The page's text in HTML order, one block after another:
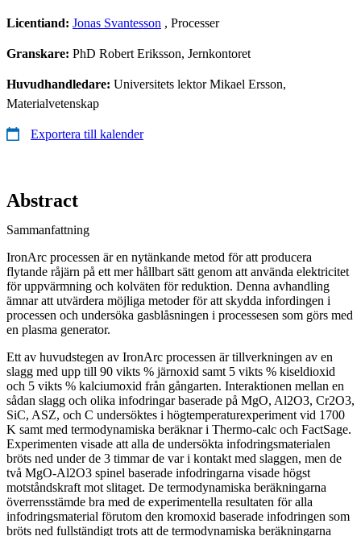
Licentiand: Jonas Svantesson , Processer
Granskare: PhD Robert Eriksson, Jernkontoret
Huvudhandledare: Universitets lektor Mikael Ersson,
Materialvetenskap
Exportera till kalender
Abstract
Sammanfattning
IronArc processen är en nytänkande metod för att producera
flytande råjärn på ett mer hållbart sätt genom att använda elektricitet
för uppvärmning och kolväten för reduktion. Denna avhandling
ämnar att utvärdera möjliga metoder för att skydda infordingen i
processen och undersöka gasblåsningen i processesen som görs med
en plasma generator.
Ett av huvudstegen av IronArc processen är tillverkningen av en
slagg med upp till 90 vikts % järnoxid samt 5 vikts % kiseldioxid
och 5 vikts % kalciumoxid från gångarten. Interaktionen mellan en
sådan slagg och olika infodringar baserade på MgO, Al2O3, Cr2O3,
SiC, ASZ, och C undersöktes i högtemperaturexperiment vid 1700
K samt med termodynamiska beräknar i Thermo-calc och FactSage.
Experimenten visade att alla de undersökta infodringsmaterialen
bröts ned under de 3 timmar de var i kontakt med slaggen, men de
två MgO-Al2O3 spinel baserade infodringarna visade högst
motståndskraft mot slitaget. De termodynamiska beräkningarna
överrensstämde bra med de experimentella resultaten för alla
infodringsmaterial förutom den kromoxid baserade infodringen som
bröts ned fullständigt trots att de termodynamiska beräkningarna